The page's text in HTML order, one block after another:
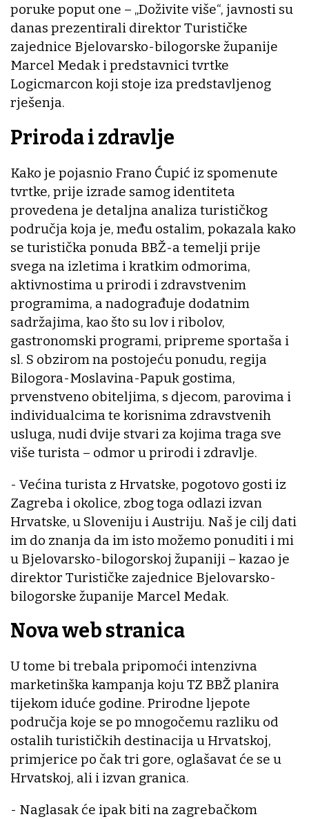
poruke poput one – „Doživite više“, javnosti su
danas prezentirali direktor Turističke
zajednice Bjelovarsko-bilogorske županije
Marcel Medak i predstavnici tvrtke
Logicmarcon koji stoje iza predstavljenog
rješenja.
Priroda i zdravlje
Kako je pojasnio Frano Ćupić iz spomenute
tvrtke, prije izrade samog identiteta
provedena je detaljna analiza turističkog
područja koja je, među ostalim, pokazala kako
se turistička ponuda BBŽ-a temelji prije
svega na izletima i kratkim odmorima,
aktivnostima u prirodi i zdravstvenim
programima, a nadograđuje dodatnim
sadržajima, kao što su lov i ribolov,
gastronomski programi, pripreme sportaša i
sl. S obzirom na postojeću ponudu, regija
Bilogora-Moslavina-Papuk gostima,
prvenstveno obiteljima, s djecom, parovima i
individualcima te korisnima zdravstvenih
usluga, nudi dvije stvari za kojima traga sve
više turista – odmor u prirodi i zdravlje.
- Većina turista z Hrvatske, pogotovo gosti iz
Zagreba i okolice, zbog toga odlazi izvan
Hrvatske, u Sloveniju i Austriju. Naš je cilj dati
im do znanja da im isto možemo ponuditi i mi
u Bjelovarsko-bilogorskoj županiji – kazao je
direktor Turističke zajednice Bjelovarsko-
bilogorske županije Marcel Medak.
Nova web stranica
U tome bi trebala pripomoći intenzivna
marketinška kampanja koju TZ BBŽ planira
tijekom iduće godine. Prirodne ljepote
područja koje se po mnogočemu razliku od
ostalih turističkih destinacija u Hrvatskoj,
primjerice po čak tri gore, oglašavat će se u
Hrvatskoj, ali i izvan granica.
- Naglasak će ipak biti na zagrebačkom